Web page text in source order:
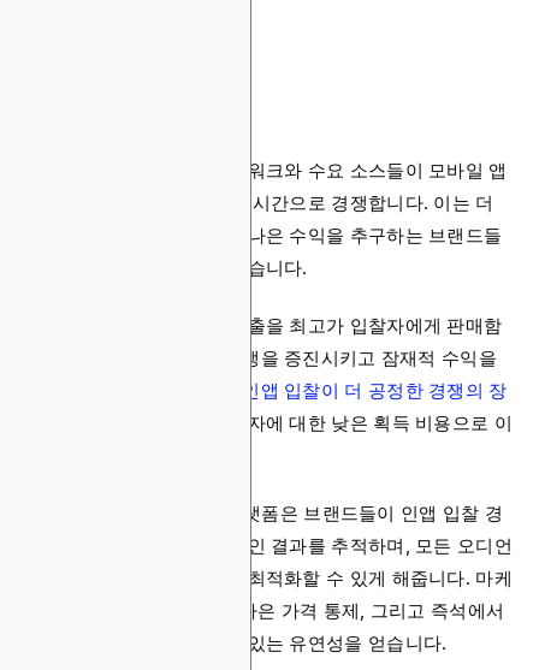
인앱 입찰을 통해 광고 네트워크와 수요 소스들이 모바일 앱
내의 각 광고 자리를 위해 실시간으로 경쟁합니다. 이는 더
효율적인 사용자 획득과 더 나은 수익을 추구하는 브랜드들
에게 인기 있는 채널이 되었습니다.
공개 경매 시스템은 모든 노출을 최고가 입찰자에게 판매함
으로써 앱 퍼블리셔들의 경쟁을 증진시키고 잠재적 수익을
인앱 입찰이 더 공정한 경쟁의 장
종종 고품질 사용자에 대한 낮은 획득 비용으로 이
Blockchain-Ads와 같은 플랫폼은 브랜드들이 인앱 입찰 경
매에 참여하고, 실시간 캠페인 결과를 추적하며, 모든 오디언
스 세그먼트에 대해 입찰을 최적화할 수 있게 해줍니다. 마케
터들은 더 많은 투명성, 더 나은 가격 통제, 그리고 즉석에서
새로운 전략을 테스트할 수 있는 유연성을 얻습니다.